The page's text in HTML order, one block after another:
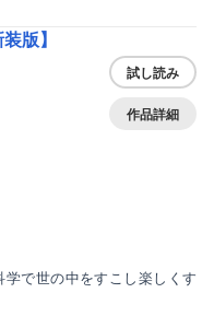
版】
試し読み
作品詳細
学で世の中をすこし楽しくす